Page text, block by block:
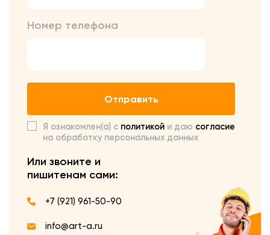
Номер телефона
Отправить
Я ознакомлен(а) с политикой и даю согласие
на обработку персональных данных
Или звоните и
пишитенам сами:
+7 (921) 961-50-90
info@art-a.ru